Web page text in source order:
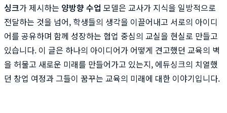
싱크가 제시하는 양방향 수업 모델은 교사가 지식을 일방적으로
전달하는 것을 넘어, 학생들의 생각을 이끌어내고 서로의 아이디
어를 공유하며 함께 성장하는 협업 중심의 교실을 현실로 만들고
있습니다. 이 글은 하나의 아이디어가 어떻게 견고했던 교육의 벽
을 허물고 새로운 미래를 만들어가고 있는지, 에듀싱크의 치열했
던 창업 여정과 그들이 꿈꾸는 교육의 미래에 대한 이야기입니다.